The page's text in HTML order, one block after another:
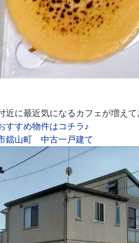
近に最近気になるカフェが増え
すすめ物件はコチラ♪
鐺山町 中古一戸建て